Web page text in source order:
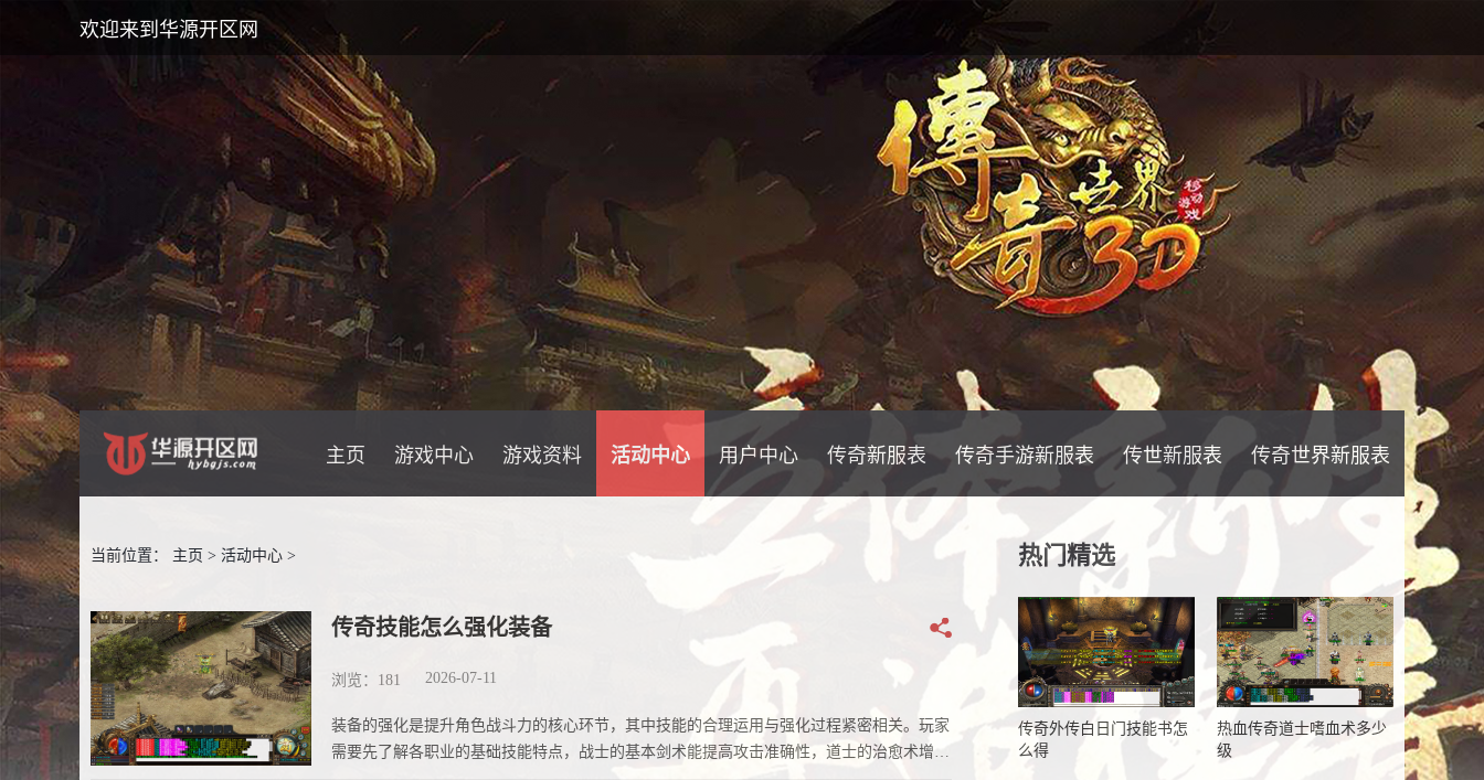
欢迎来到华源开区网
主页 游戏中心 游戏资料 活动中心 用户中心 传奇新服表 传奇手游新服表 传世新服表 传奇世界新服表
当前位置： 主页 > 活动中心 >
传奇技能怎么强化装备
浏览：181 2026-07-11
装备的强化是提升角色战斗力的核心环节，其中技能的合理运用与强化过程紧密相关。玩家
需要先了解各职业的基础技能特点，战士的基本剑术能提高攻击准确性，道士的治愈术增强
热门精选
传奇外传白日门技能书怎
么得
热血传奇道士嗜血术多少
级